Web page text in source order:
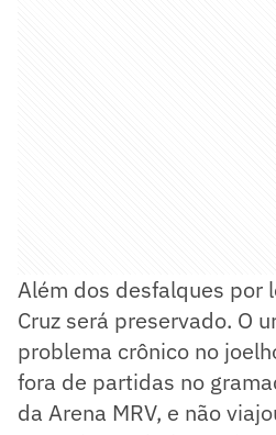
Além dos desfalques por
Cruz será preservado. O
problema crônico no
fora de partidas no
da Arena MRV, e não